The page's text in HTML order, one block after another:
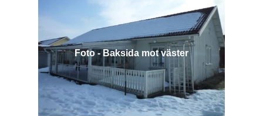
Foto - Baksida mot väster